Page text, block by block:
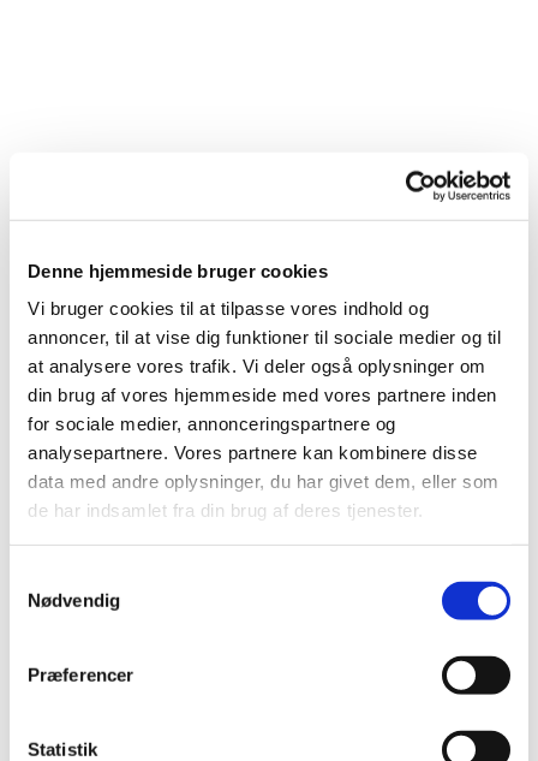
Denne hjemmeside bruger cookies
Vi bruger cookies til at tilpasse vores indhold og
annoncer, til at vise dig funktioner til sociale medier og til
at analysere vores trafik. Vi deler også oplysninger om
din brug af vores hjemmeside med vores partnere inden
for sociale medier, annonceringspartnere og
analysepartnere. Vores partnere kan kombinere disse
data med andre oplysninger, du har givet dem, eller som
de har indsamlet fra din brug af deres tjenester.
Nødvendig
Præferencer
Statistik
Du vil måske også kunne